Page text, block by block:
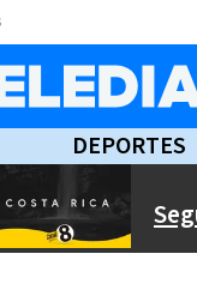
DEPORTES